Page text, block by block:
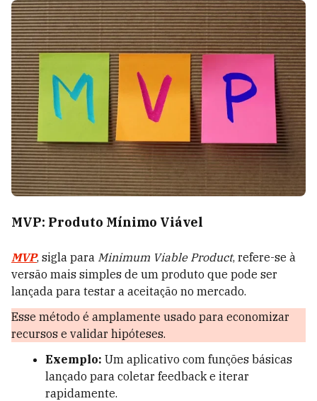
MVP: Produto Mínimo Viável
MVP, sigla para Minimum Viable Product, refere-se à
versão mais simples de um produto que pode ser
lançada para testar a aceitação no mercado.
Esse método é amplamente usado para economizar
recursos e validar hipóteses.
Exemplo: Um aplicativo com funções básicas
lançado para coletar feedback e iterar
rapidamente.